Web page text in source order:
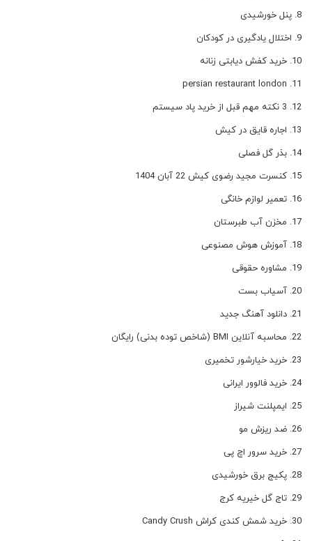
پنل خورشیدی
اختلال یادگیری در کودکان
خرید کفش دیابتی زنانه
persian restaurant london
3 نکته مهم قبل از خرید پاد سیستم
اجاره قایق در کیش
بذر گل فصلی
کنسرت مجید رضوی کیش 22 آبان 1404
تعمیر لوازم خانگی
مخزن آب طبرستان
آموزش هوش مصنوعی
مشاوره حقوقی
آسیاب بست
دانلود آهنگ جدید
محاسبه آنلاین BMI (شاخص توده بدنی) رایگان
خرید خیارشور تخمیری
خرید فالوور ایرانی
ایمپلنت شیراز
ضد ریزش مو
خرید سرور اچ پی
پکیج برق خورشیدی
تاج گل خیریه کرج
خرید شمش کندی کراش Candy Crush